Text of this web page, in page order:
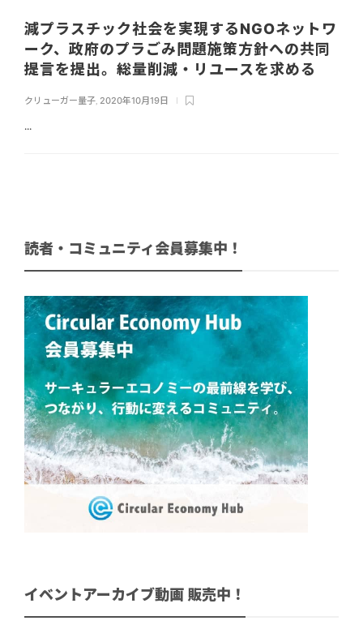
減プラスチック社会を実現するNGOネットワ
ーク、政府のプラごみ問題施策方針への共同
提言を提出。総量削減・リユースを求める
クリューガー量子 2020年10月19日
...
読者・コミュニティ会員募集中！
イベントアーカイブ動画 販売中！